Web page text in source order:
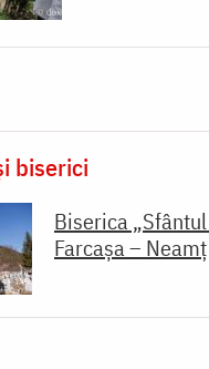
biserici
Biserica
Farcașa – Neamț